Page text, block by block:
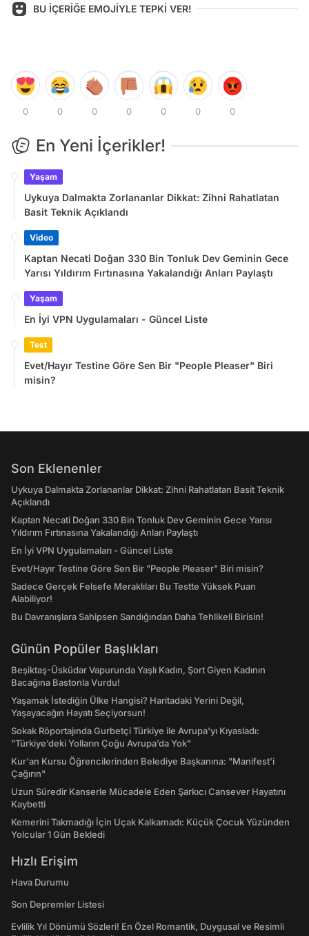
BU İÇERİĞE EMOJİYLE TEPKİ VER!
0 0 0 0 0 0 0
En Yeni İçerikler!
Yaşam
Uykuya Dalmakta Zorlananlar Dikkat: Zihni Rahatlatan
Basit Teknik Açıklandı
Video
Kaptan Necati Doğan 330 Bin Tonluk Dev Geminin Gece
Yarısı Yıldırım Fırtınasına Yakalandığı Anları Paylaştı
Yaşam
En İyi VPN Uygulamaları - Güncel Liste
Test
Evet/Hayır Testine Göre Sen Bir "People Pleaser" Biri
misin?
Son Eklenenler
Uykuya Dalmakta Zorlananlar Dikkat: Zihni Rahatlatan Basit Teknik
Açıklandı
Kaptan Necati Doğan 330 Bin Tonluk Dev Geminin Gece Yarısı
Yıldırım Fırtınasına Yakalandığı Anları Paylaştı
En İyi VPN Uygulamaları - Güncel Liste
Evet/Hayır Testine Göre Sen Bir "People Pleaser" Biri misin?
Sadece Gerçek Felsefe Meraklıları Bu Testte Yüksek Puan
Alabiliyor!
Bu Davranışlara Sahipsen Sandığından Daha Tehlikeli Birisin!
Günün Popüler Başlıkları
Beşiktaş-Üsküdar Vapurunda Yaşlı Kadın, Şort Giyen Kadının
Bacağına Bastonla Vurdu!
Yaşamak İstediğin Ülke Hangisi? Haritadaki Yerini Değil,
Yaşayacağın Hayatı Seçiyorsun!
Sokak Röportajında Gurbetçi Türkiye ile Avrupa'yı Kıyasladı:
"Türkiye’deki Yolların Çoğu Avrupa’da Yok"
Kur'an Kursu Öğrencilerinden Belediye Başkanına: "Manifest’i
Çağırın"
Uzun Süredir Kanserle Mücadele Eden Şarkıcı Cansever Hayatını
Kaybetti
Kemerini Takmadığı İçin Uçak Kalkamadı: Küçük Çocuk Yüzünden
Yolcular 1 Gün Bekledi
Hızlı Erişim
Hava Durumu
Son Depremler Listesi
Evlilik Yıl Dönümü Sözleri! En Özel Romantik, Duygusal ve Resimli